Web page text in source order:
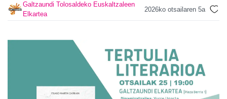
Galtzaundi Tolosaldeko Euskaltzaleen
Elkartea
2026ko otsailaren 5a